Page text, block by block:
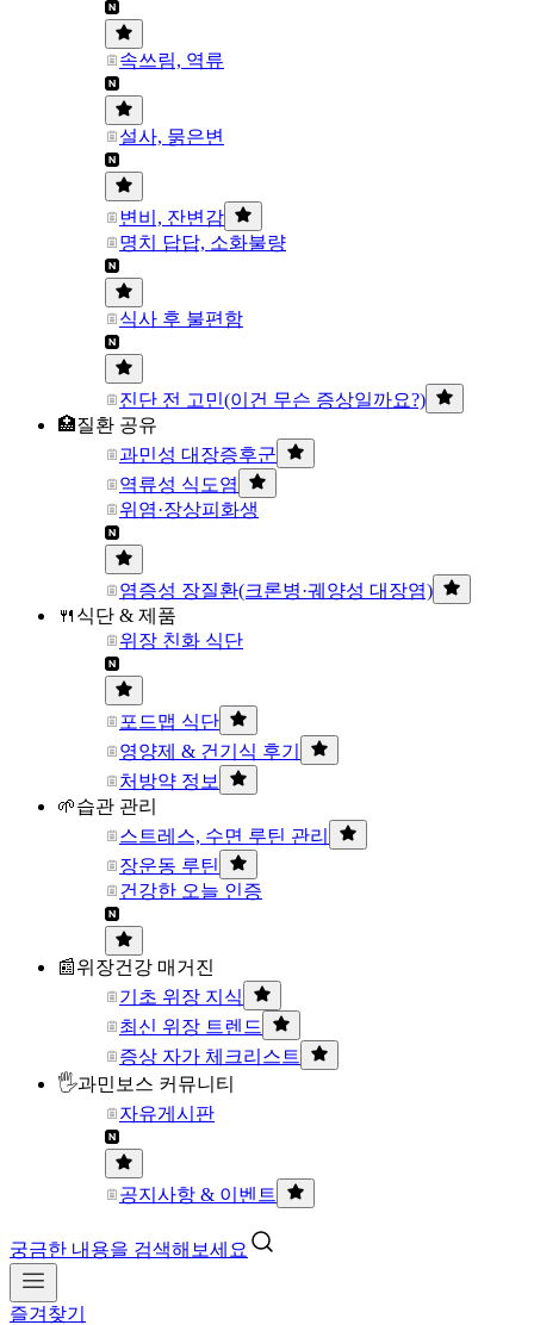
속쓰림, 역류
설사, 묽은변
변비, 잔변감
명치 답답, 소화불량
식사 후 불편함
진단 전 고민(이건 무슨 증상일까요?)
🏥질환 공유
과민성 대장증후군
역류성 식도염
위염·장상피화생
염증성 장질환(크론병·궤양성 대장염)
🍴식단 & 제품
위장 친화 식단
포드맵 식단
영양제 & 건기식 후기
처방약 정보
🌱습관 관리
스트레스, 수면 루틴 관리
장운동 루틴
건강한 오늘 인증
📰위장건강 매거진
기초 위장 지식
최신 위장 트렌드
증상 자가 체크리스트
🖐과민보스 커뮤니티
자유게시판
공지사항 & 이벤트
궁금한 내용을 검색해보세요
즐겨찾기